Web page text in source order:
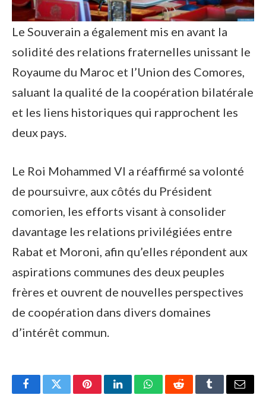
Le Souverain a également mis en avant la
solidité des relations fraternelles unissant le
Royaume du Maroc et l’Union des Comores,
saluant la qualité de la coopération bilatérale
et les liens historiques qui rapprochent les
deux pays.
Le Roi Mohammed VI a réaffirmé sa volonté
de poursuivre, aux côtés du Président
comorien, les efforts visant à consolider
davantage les relations privilégiées entre
Rabat et Moroni, afin qu’elles répondent aux
aspirations communes des deux peuples
frères et ouvrent de nouvelles perspectives
de coopération dans divers domaines
d’intérêt commun.
FacebookTwitterPinterestLinkedInWhatsAppRedditTumblrEmail